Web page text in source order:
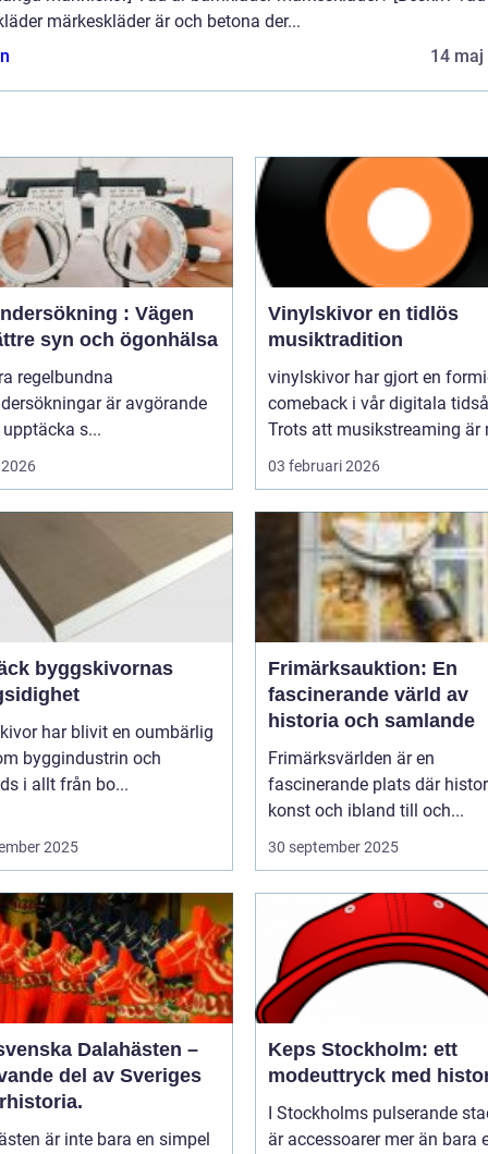
märkeskläder är och betona der...
14 maj
: Vägen
syn och ögonhälsa
regelbundna
är avgörande
s...
Vinylskivor en tidlös
musiktradition
vinylskivor har gjort en
comeback i vår digitala
Trots att musikstreaming är
03 februari 2026
byggskivornas
har blivit en oumbärlig
byggindustrin och
i allt från bo...
2025
Frimärksauktion: En
fascinerande värld av
historia och samlande
Frimärksvärlden är en
fascinerande plats där
konst och ibland till och...
30 september 2025
Dalahästen –
del av Sveriges
är inte bara en simpel
Keps Stockholm: ett
modeuttryck med
I Stockholms pulserande
är accessoarer mer än bara